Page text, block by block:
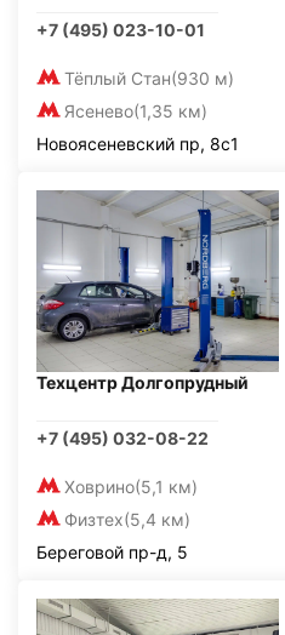
+7 (495) 023-10-01
Тёплый Стан(930 м)
Ясенево(1,35 км)
Новоясеневский пр, 8с1
Техцентр Долгопрудный
+7 (495) 032-08-22
Ховрино(5,1 км)
Физтех(5,4 км)
Береговой пр-д, 5